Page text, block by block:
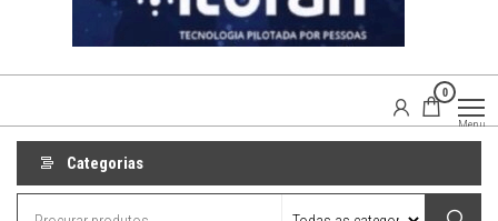
0
Menu
Categorias